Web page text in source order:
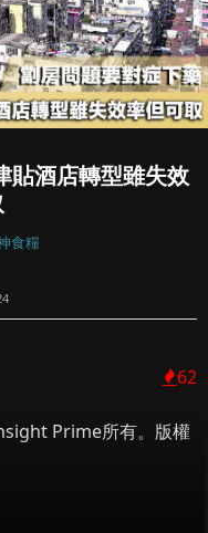
貼酒店轉型雖失效
食糧
62
Prime所有。版權